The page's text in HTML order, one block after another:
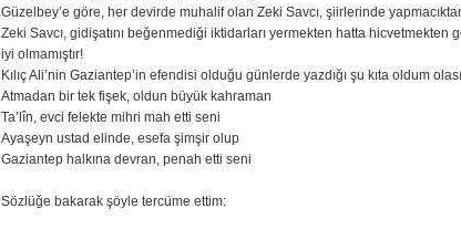
Güzelbey’e göre, her devirde muhalif olan Zeki Savcı, şiirlerinde
Zeki Savcı, gidişatını beğenmediği iktidarları yermekten hatta
iyi olmamıştır!
Kılıç Ali’nin Gaziantep’in efendisi olduğu günlerde yazdığı şu kıta oldum
Atmadan bir tek fişek, oldun büyük kahraman
Ta’lîn, evci felekte mihri mah etti seni
Ayaşeyn ustad elinde, esefa şimşir olup
Gaziantep halkına devran, penah etti seni
Sözlüğe bakarak şöyle tercüme ettim: